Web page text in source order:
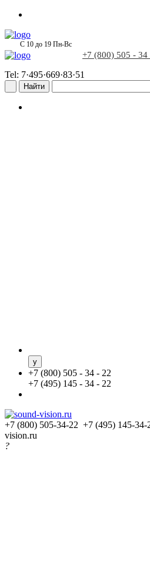
С 10 до 19 Пн-Вс
+7 (800) 505 -
Tel: 7·495·669·83·51
+7 (800) 505 - 34 - 22
+7 (495) 145 - 34 - 22
+7 (800) 505-34-22 +7 (495) 145-34-
vision.ru
?